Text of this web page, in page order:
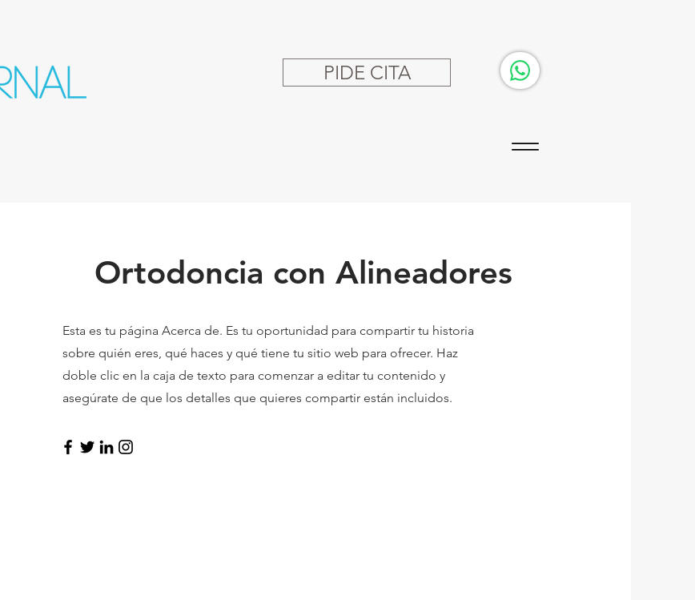
PIDE CITA
Ortodoncia con Alineadores
Esta es tu página Acerca de. Es tu oportunidad para compartir tu historia
sobre quién eres, qué haces y qué tiene tu sitio web para ofrecer. Haz
doble clic en la caja de texto para comenzar a editar tu contenido y
asegúrate de que los detalles que quieres compartir están incluidos.